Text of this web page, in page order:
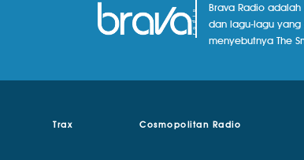
Brava Radio
dan lagu-lagu
menyebutnya The
Trax Cosmopolitan Radio